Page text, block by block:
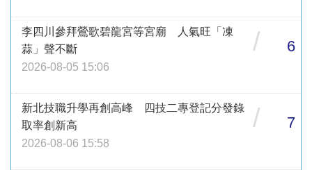
李四川參拜鶯歌碧龍宮等宮廟 人氣旺「凍
蒜」聲不斷
2026-08-05 15:06
/ 6
新北技職升學再創高峰 四技二專登記分發錄
取率創新高
2026-08-06 15:58
/ 7